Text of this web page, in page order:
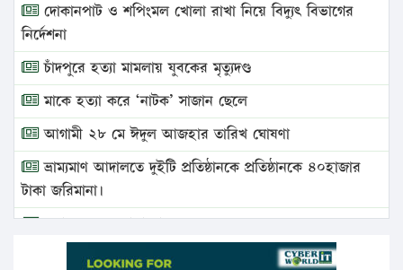
দোকানপাট ও শপিংমল খোলা রাখা নিয়ে বিদ্যুৎ বিভাগের
নির্দেশনা
চাঁদপুরে হত্যা মামলায় যুবকের মৃত্যুদণ্ড
মাকে হত্যা করে ‘নাটক’ সাজান ছেলে
আগামী ২৮ মে ঈদুল আজহার তারিখ ঘোষণা
ভ্রাম্যমাণ আদালতে দুইটি প্রতিষ্ঠানকে প্রতিষ্ঠানকে ৪০হাজার
টাকা জরিমানা।
এবার লঞ্চের ভাড়া বাড়ল
১৭ থেকে ২১ শতাংশ বিদ্যুতের দাম বাড়ানোর প্রস্তাব পিডিবির